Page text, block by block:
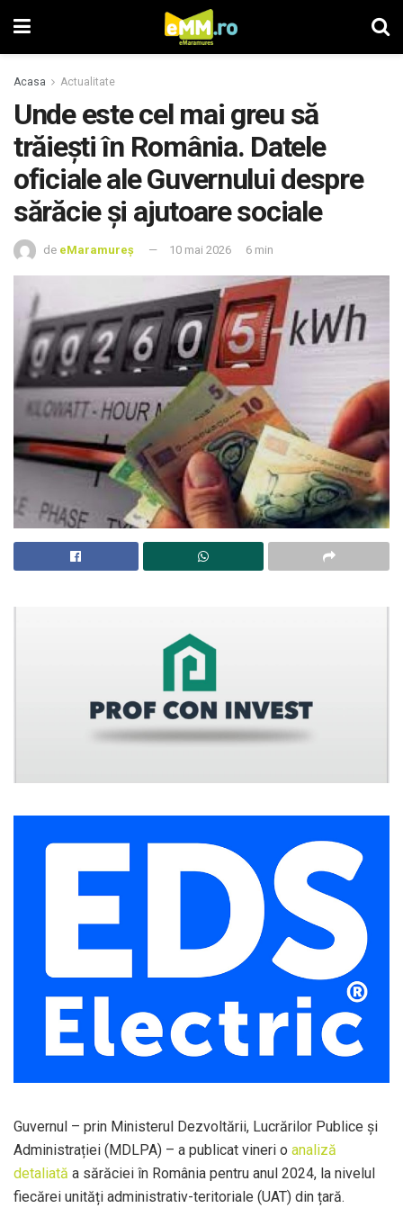
Acasa Actualitate
Unde este cel mai greu să
trăiești în România. Datele
oficiale ale Guvernului despre
sărăcie și ajutoare sociale
de eMaramureș 10 mai 2026 6 min
Guvernul – prin Ministerul Dezvoltării, Lucrărilor Publice și
Administrației (MDLPA) – a publicat vineri o analiză
detaliată a sărăciei în România pentru anul 2024, la nivelul
fiecărei unități administrativ-teritoriale (UAT) din țară.